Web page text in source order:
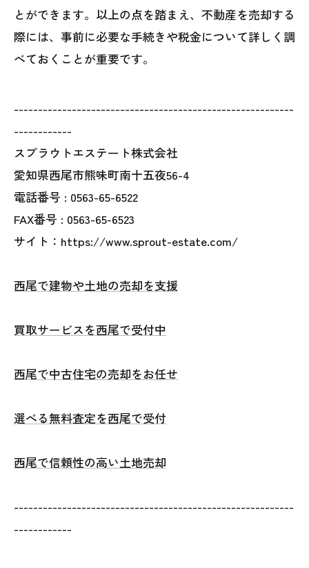
とができます。以上の点を踏まえ、不動産を売却する
際には、事前に必要な手続きや税金について詳しく調
べておくことが重要です。
----------------------------------------------------------
------------
スプラウトエステート株式会社
愛知県西尾市熊味町南十五夜56-4
電話番号 : 0563-65-6522
FAX番号 : 0563-65-6523
サイト：https://www.sprout-estate.com/
西尾で建物や土地の売却を支援
買取サービスを西尾で受付中
西尾で中古住宅の売却をお任せ
選べる無料査定を西尾で受付
西尾で信頼性の高い土地売却
----------------------------------------------------------
------------